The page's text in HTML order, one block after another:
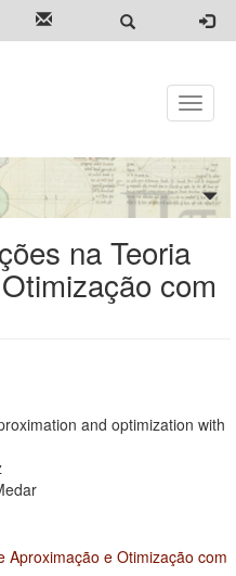
Toggle
na Teoria
com
and optimization with
Aproximação e Otimização com